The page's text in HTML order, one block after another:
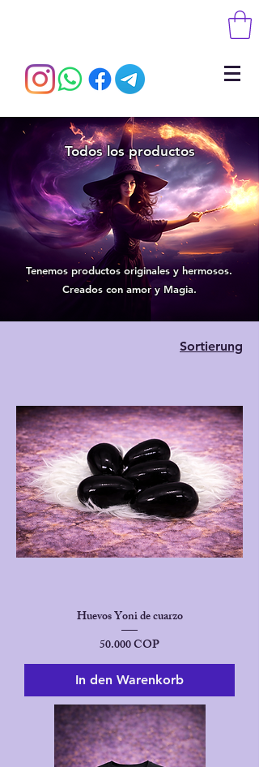
Todos los productos
Tenemos productos originales y hermosos.
Creados con amor y Magia.
Sortierung
Huevos Yoni de cuarzo
Preis
50.000 COP
In den Warenkorb